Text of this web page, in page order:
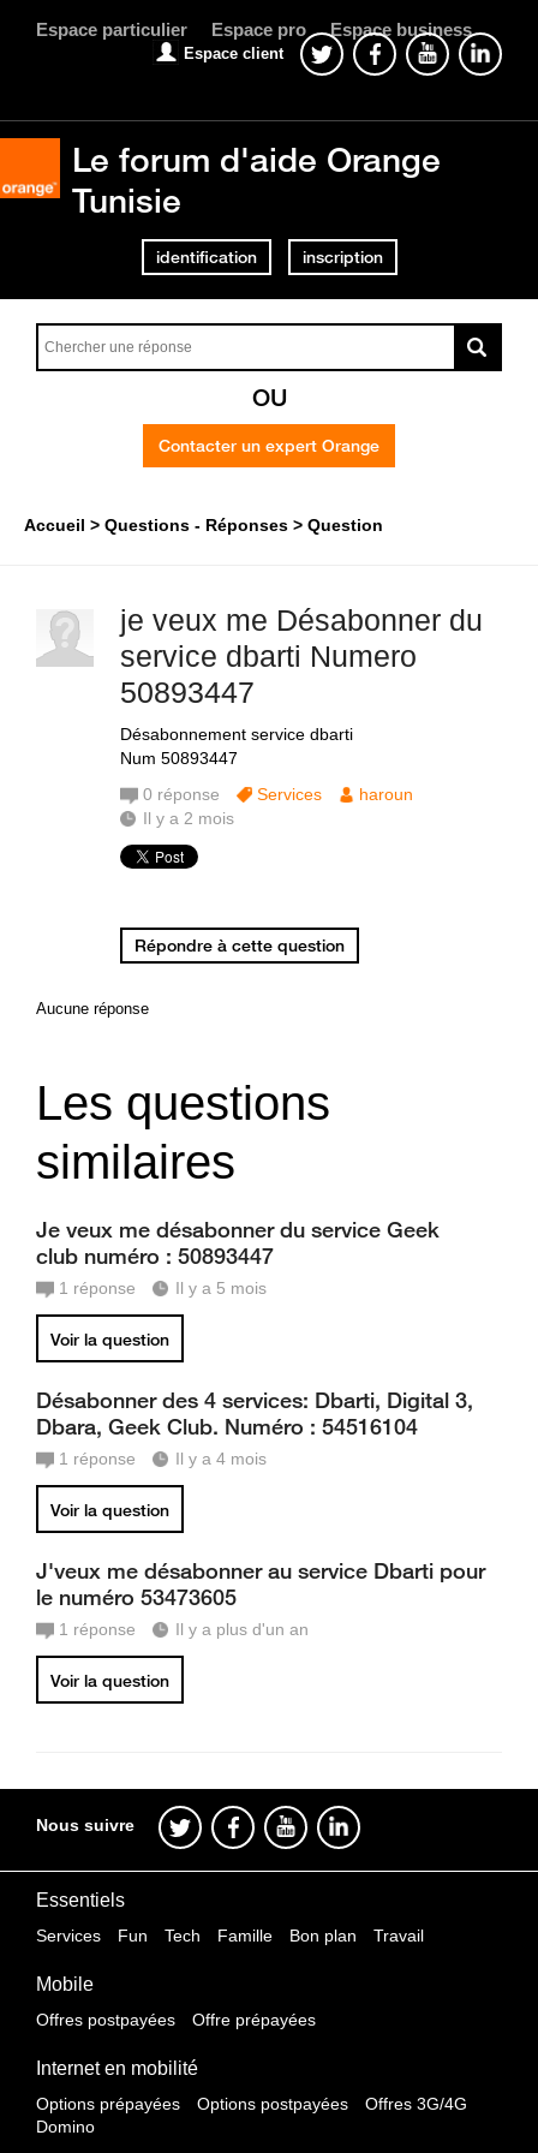
Espace particulier Espace pro Espace business
Espace client
Le forum d'aide Orange
Tunisie
identification inscription
OU
Contacter un expert Orange
Accueil Questions - Réponses Question
je veux me Désabonner du
service dbarti Numero
50893447
Désabonnement service dbarti
Num 50893447
0 réponse Services
haroun
Il y a 2 mois
Répondre à cette question
Aucune réponse
Les questions
similaires
Je veux me désabonner du service Geek
club numéro : 50893447
1 réponse Il y a 5 mois
Voir la question
Désabonner des 4 services: Dbarti, Digital 3,
Dbara, Geek Club. Numéro : 54516104
1 réponse Il y a 4 mois
Voir la question
J'veux me désabonner au service Dbarti pour
le numéro 53473605
1 réponse Il y a plus d'un an
Voir la question
Nous suivre
Essentiels
Services Fun Tech Famille Bon plan Travail
Mobile
Offres postpayées Offre prépayées
Internet en mobilité
Options prépayées Options postpayées
Offres 3G/4G
Domino